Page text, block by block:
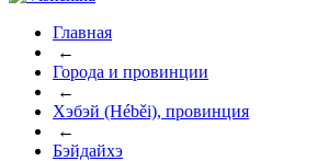
Главная
←
Города и провинции
←
Хэбэй (Héběi), провинция
←
Бэйдайхэ